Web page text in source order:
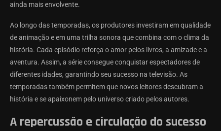
ainda mais envolvente.
Ao longo das temporadas, os produtores investiram em qualidade
de animação e em uma trilha sonora que combina com o clima da
história. Cada episódio reforça o amor pelos livros, a amizade e a
aventura. Assim, a série consegue conquistar espectadores de
diferentes idades, garantindo seu sucesso na televisão. As
temporadas também permitem que novos leitores descubram a
história e se apaixonem pelo universo criado pelos autores.
A repercussão e circulação do sucesso